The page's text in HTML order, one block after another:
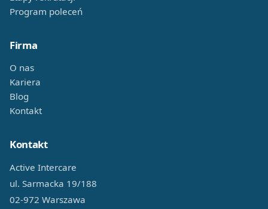
Program poleceń
Firma
O nas
Kariera
Blog
Kontakt
Kontakt
Active Intercare
ul. Sarmacka 19/188
02-972 Warszawa